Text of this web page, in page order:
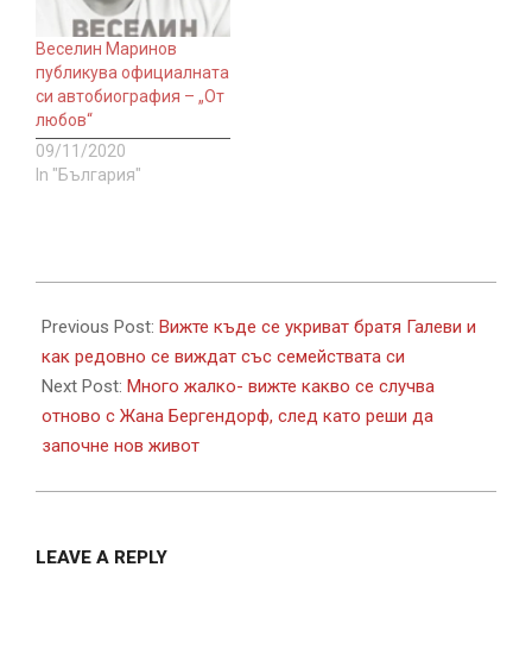
Веселин Маринов
публикува официалната
си автобиография – „От
любов“
09/11/2020
In "България"
11-
11
Previous Post: Вижте къде се укриват братя Галеви и
как редовно се виждат със семействата си
Next Post: Много жалко- вижте какво се случва
отново с Жана Бергендорф, след като реши да
започне нов живот
LEAVE A REPLY